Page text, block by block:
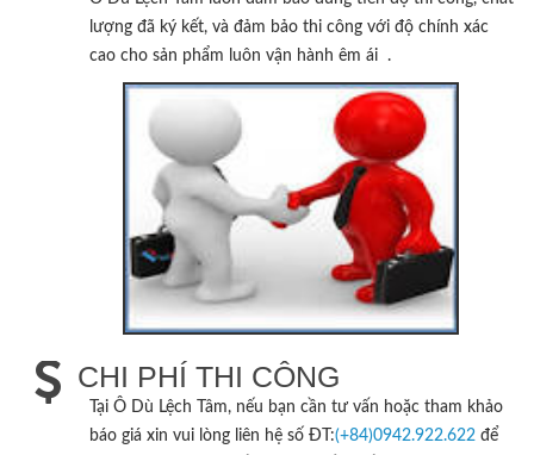
lượng đã ký kết, và đảm bảo thi công với độ chính xác
cao cho sản phẩm luôn vận hành êm ái .
CHI PHÍ THI CÔNG
Tại Ô Dù Lệch Tâm, nếu bạn cần tư vấn hoặc tham khảo
báo giá xin vui lòng liên hệ số ĐT:(+84)0942.922.622 để